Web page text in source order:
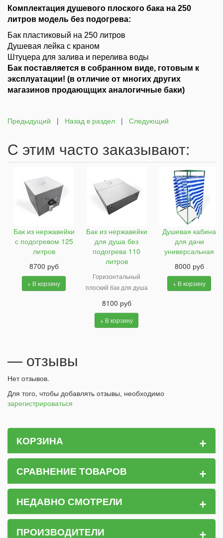
Комплектация душевого плоского бака на 250
литров модель без подогрева:
Бак пластиковый на 250 литров
Душевая лейка с краном
Штуцера для залива и перелива воды
Бак поставляется в собранном виде, готовым к
эксплуатации! (в отличие от многих других
магазинов продающщих аналогичные баки)
Предыдущий | Назад в раздел | Следующий
С этим часто заказывают:
Бак из нержавейки
с подогревом 125
литров
8700 руб
+ В корзину
Бак из нержавейки
для душа без
подогрева 110
литров
Горизонтальный
плоский бак для душа
8100 руб
+ В корзину
Душевая кабина
для дачи
универсальная
8000 руб
+ В корзину
— отзывы
Нет отзывов.
Для того, чтобы добавлять отзывы, необходимо
зарегистрироваться
КОРЗИНА +
СРАВНЕНИЕ ТОВАРОВ +
НЕДАВНО СМОТРЕЛИ +
ПРОИЗВОДИТЕЛИ +